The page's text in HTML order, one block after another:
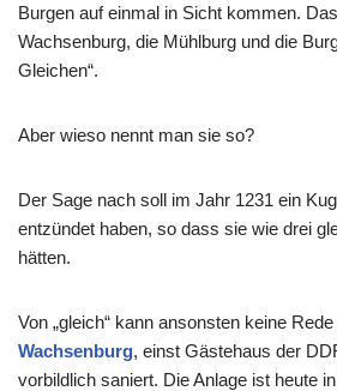
Burgen auf einmal in Sicht kommen.
Wachsenburg, die Mühlburg und die
Gleichen“.
Aber wieso nennt man sie so?
Der Sage nach soll im Jahr 1231 ein
entzündet haben, so dass sie wie drei
hätten.
Von „gleich“ kann ansonsten keine
Wachsenburg, einst Gästehaus der
vorbildlich saniert. Die Anlage ist heute